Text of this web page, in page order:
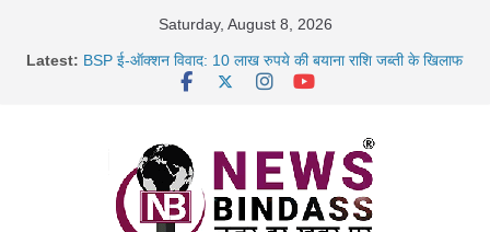
Saturday, August 8, 2026
Latest: BSP ई-ऑक्शन विवाद: 10 लाख रुपये की बयाना राशि जब्ती के खिलाफ
साइबर ठगी पर दुर्ग पुलिस का बड़ा एक्शन: 13 म्यूल बैंक खाताधारक
गिरफ्तार